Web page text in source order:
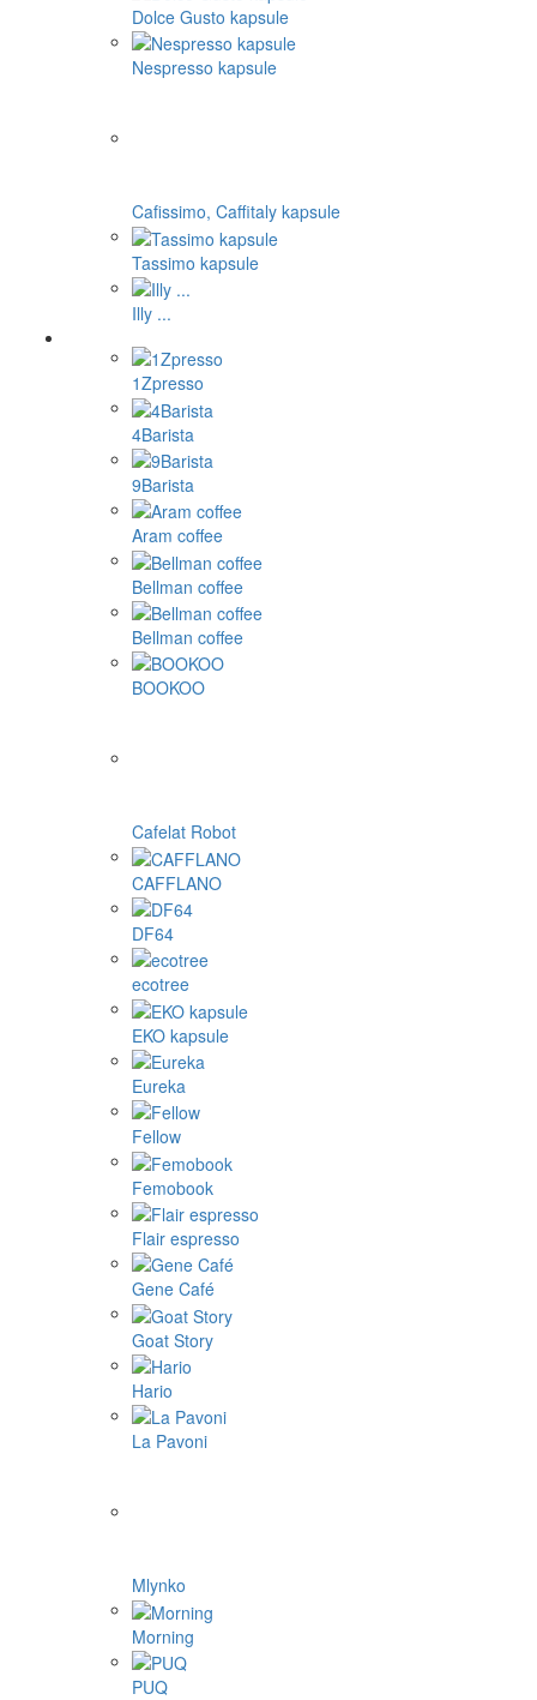
Dolce Gusto kapsule
Nespresso kapsule
Cafissimo, Caffitaly kapsule
Tassimo kapsule
Illy ...
1Zpresso
4Barista
9Barista
Aram coffee
Bellman coffee
Bellman coffee
BOOKOO
Cafelat Robot
CAFFLANO
DF64
ecotree
EKO kapsule
Eureka
Fellow
Femobook
Flair espresso
Gene Café
Goat Story
Hario
La Pavoni
Mlynko
Morning
PUQ